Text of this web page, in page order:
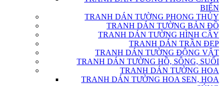
BIỂN
TRANH DÁN TƯỜNG PHONG THỦY
TRANH DÁN TƯỜNG BẢN ĐỒ
TRANH DÁN TƯỜNG HÌNH CÂY
TRANH DÁN TRẦN ĐẸP
TRANH DÁN TƯỜNG ĐỘNG VẬT
TRANH DÁN TƯỜNG HỒ, SÔNG, SUỐI
TRANH DÁN TƯỜNG HOA
TRANH DÁN TƯỜNG HOA SEN, HOA